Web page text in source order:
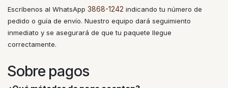
Escríbenos al WhatsApp 3868-1242 indicando tu número de
pedido o guía de envío. Nuestro equipo dará seguimiento
inmediato y se asegurará de que tu paquete llegue
correctamente.
Sobre pagos